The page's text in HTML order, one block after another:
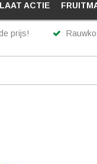
ACTIE
prijs!